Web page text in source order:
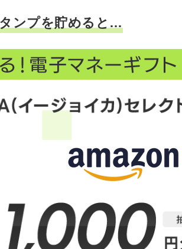
ンプを貯めると…